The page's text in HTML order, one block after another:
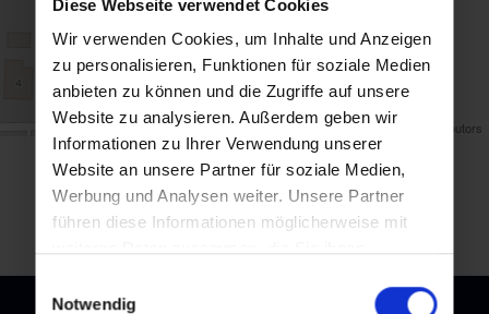
Diese Webseite verwendet Cookies
Wir verwenden Cookies, um Inhalte und Anzeigen
zu personalisieren, Funktionen für soziale Medien
anbieten zu können und die Zugriffe auf unsere
Website zu analysieren. Außerdem geben wir
Informationen zu Ihrer Verwendung unserer
Website an unsere Partner für soziale Medien,
Werbung und Analysen weiter. Unsere Partner
führen diese Informationen möglicherweise mit
Nutzung der Dienste gesammelt haben.
Einwilligungsauswahl
Notwendig
Map data ©OpenStreetMap contributors
back to overview